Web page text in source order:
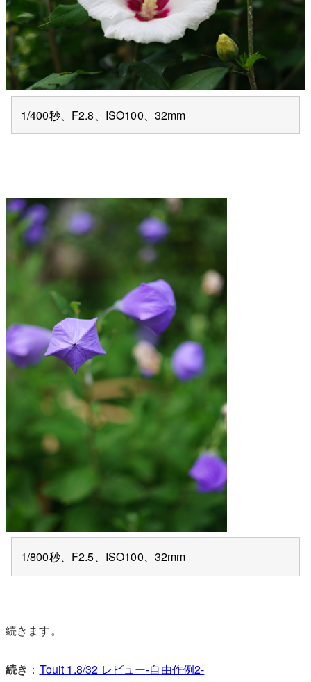
1/400秒、F2.8、ISO100、32mm
1/800秒、F2.5、ISO100、32mm
続きます。
続き ： Touit 1.8/32 レビュー-自由作例2-